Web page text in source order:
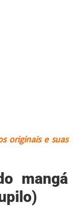
originais e suas
mangá